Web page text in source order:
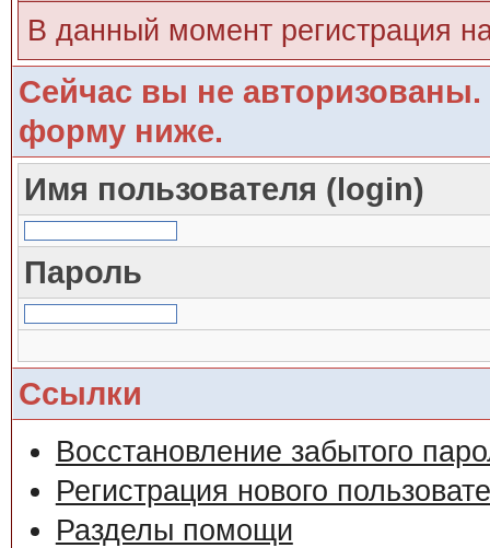
В данный момент регистрация
Сейчас вы не авторизованы.
форму ниже.
Имя пользователя (login)
Пароль
Ссылки
Восстановление забытого
Регистрация нового
Разделы помощи